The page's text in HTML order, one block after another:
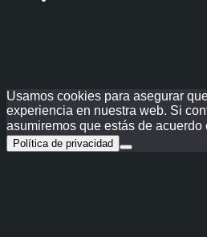
Usamos cookies para asegurar
experiencia en nuestra web. Si
asumiremos que estás de acuerdo
Política de privacidad